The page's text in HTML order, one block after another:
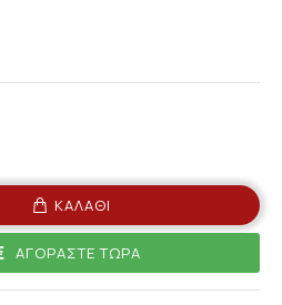
ΚΑΛΆΘΙ
ΑΓΟΡΆΣΤΕ ΤΏΡΑ